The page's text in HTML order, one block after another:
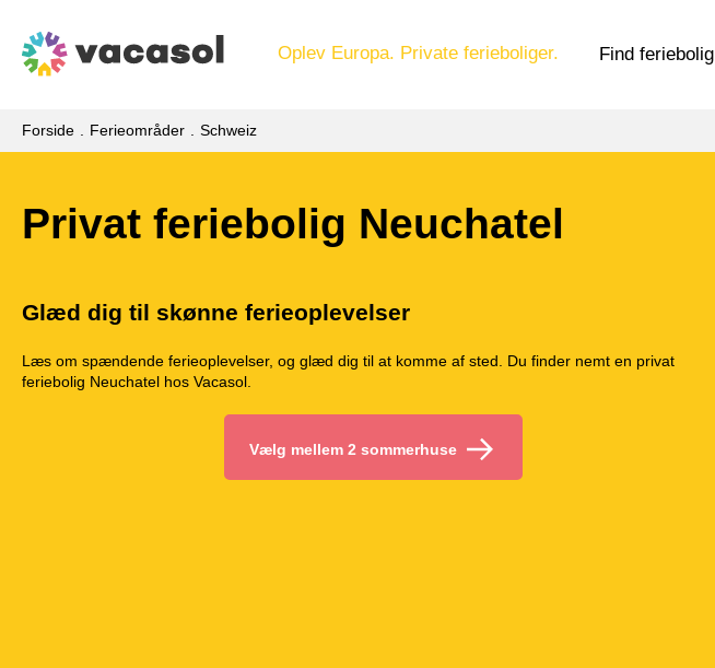
Oplev Europa. Private ferieboliger. Find feriebolig
Forside Ferieområder Schweiz
Privat feriebolig Neuchatel
Glæd dig til skønne ferieoplevelser
Læs om spændende ferieoplevelser, og glæd dig til at komme af sted. Du finder nemt en privat
feriebolig Neuchatel hos Vacasol.
Vælg mellem 2 sommerhuse